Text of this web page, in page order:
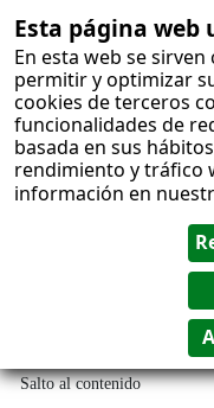
Esta página web
En esta web se
permitir y optimizar
cookies de terceros
funcionalidades de
basada en sus
rendimiento y tráfico
información en
Salto al contenido